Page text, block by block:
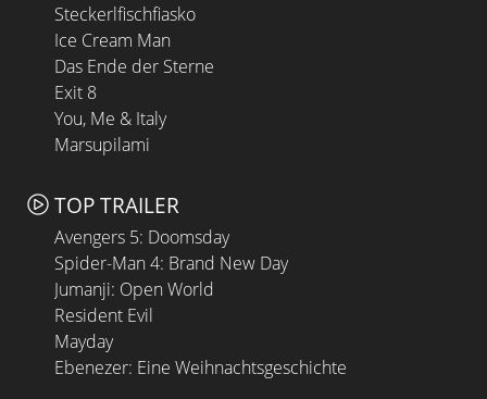
Steckerlfischfiasko
Ice Cream Man
Das Ende der Sterne
Exit 8
You, Me & Italy
Marsupilami
TOP TRAILER
Avengers 5: Doomsday
Spider-Man 4: Brand New Day
Jumanji: Open World
Resident Evil
Mayday
Ebenezer: Eine Weihnachtsgeschichte